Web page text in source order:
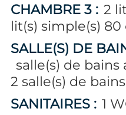
CHAMBRE 3 : 2
lit(s) simple(s) 80
SALLE(S) DE
salle(s) de
2 salle(s) de
SANITAIRES : 1